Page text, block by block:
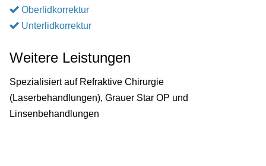
Oberlidkorrektur
Unterlidkorrektur
Weitere Leistungen
Spezialisiert auf Refraktive Chirurgie
(Laserbehandlungen), Grauer Star OP und
Linsenbehandlungen